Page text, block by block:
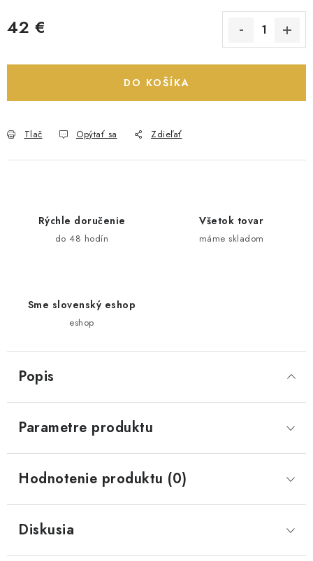
42 €
DO KOŠÍKA
Tlač Opýtať sa Zdieľať
Rýchle doručenie
do 48 hodín
Všetok tovar
máme skladom
Sme slovenský eshop
eshop
Popis
Parametre produktu
Hodnotenie produktu (0)
Diskusia